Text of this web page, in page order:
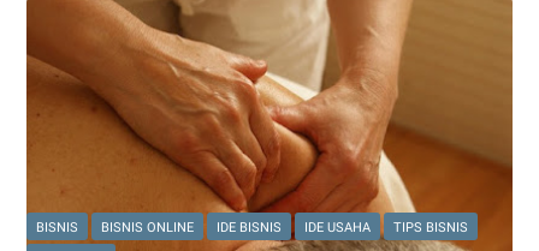
Rumah!
Ini
Peluang
Usaha
Minim
Modal
Wajib
BISNIS BISNIS ONLINE IDE BISNIS IDE USAHA
TIPS BISNIS